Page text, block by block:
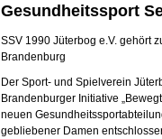
Gesundheitssport
SSV 1990 Jüterbog e.V. gehört
Brandenburg
Der Sport- und Spielverein
Brandenburger Initiative
neuen
gebliebener Damen